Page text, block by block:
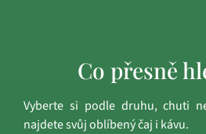
Co přesně
Vyberte si podle druhu, chuti
najdete svůj oblíbený čaj i kávu.